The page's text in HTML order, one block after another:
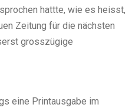
hattte, wie es heisst,
Zeitung für die nächsten
grosszügige
eine Printausgabe im